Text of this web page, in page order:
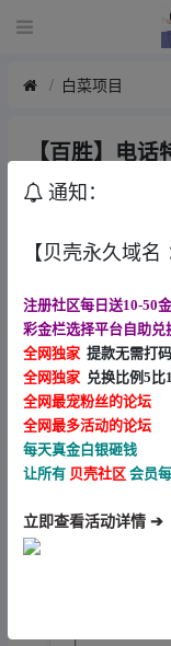
白菜项目
【百胜】电
Angelaviv
电话注册也送了打
通知：
【贝壳永久域名
注册社区每日送10-50
彩金栏选择平台自助兑
全网独家 提款无需打码
全网独家 兑换比例5比1
全网最宠粉丝的论坛
全网最多活动的论坛
每天真金白银砸钱
让所有 贝壳社区 会员
立即查看活动详情 ➔